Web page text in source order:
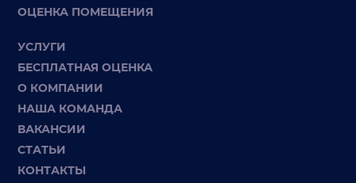
ОЦЕНКА ПОМЕЩЕНИЯ
УСЛУГИ
БЕСПЛАТНАЯ ОЦЕНКА
О КОМПАНИИ
НАША КОМАНДА
ВАКАНСИИ
СТАТЬИ
КОНТАКТЫ